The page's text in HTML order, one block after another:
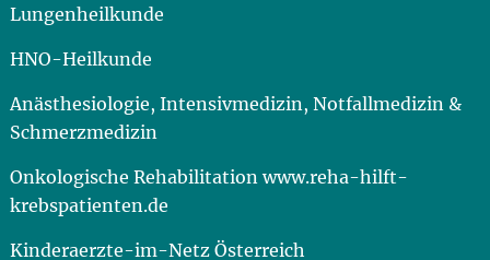
Lungenheilkunde
HNO-Heilkunde
Anästhesiologie, Intensivmedizin, Notfallmedizin &
Schmerzmedizin
Onkologische Rehabilitation www.reha-hilft-
krebspatienten.de
Kinderaerzte-im-Netz Österreich